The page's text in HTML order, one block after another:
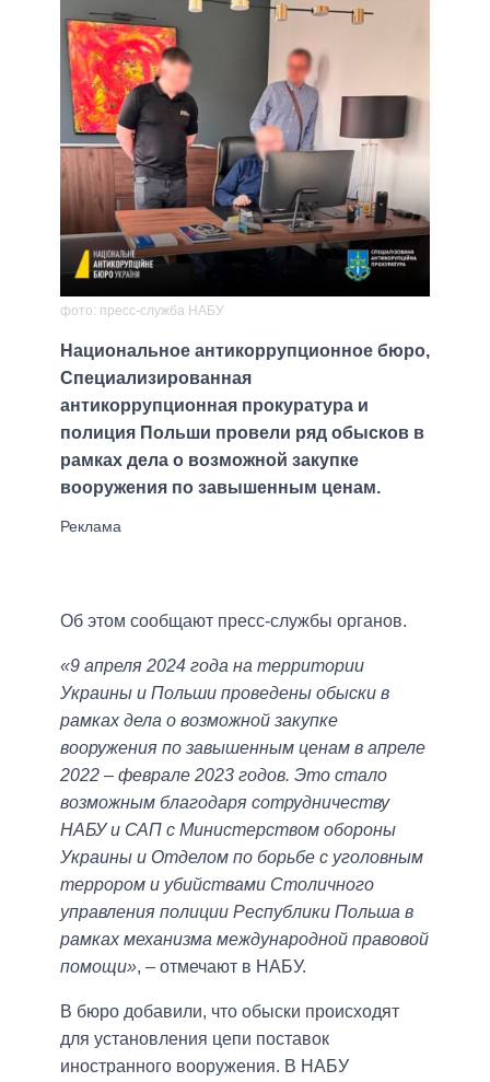
фото: пресс-служба НАБУ
Национальное антикоррупционное бюро,
Специализированная
антикоррупционная прокуратура и
полиция Польши провели ряд обысков в
рамках дела о возможной закупке
вооружения по завышенным ценам.
Об этом сообщают пресс-службы органов.
«9 апреля 2024 года на территории
Украины и Польши проведены обыски в
рамках дела о возможной закупке
вооружения по завышенным ценам в апреле
2022 – феврале 2023 годов. Это стало
возможным благодаря сотрудничеству
НАБУ и САП с Министерством обороны
Украины и Отделом по борьбе с уголовным
террором и убийствами Столичного
управления полиции Республики Польша в
рамках механизма международной правовой
помощи», – отмечают в НАБУ.
В бюро добавили, что обыски происходят
для установления цепи поставок
иностранного вооружения. В НАБУ